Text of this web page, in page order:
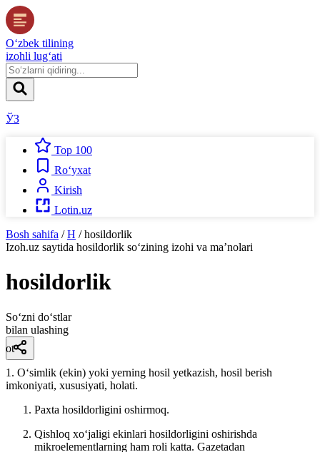
O‘zbek tilining
izohli lug‘ati
ЎЗ
Top 100
Ro‘yxat
Kirish
Lotin.uz
Bosh sahifa / H / hosildorlik
Izoh.uz saytida hosildorlik so‘zining izohi va ma’nolari
hosildorlik
So‘zni do‘stlar
bilan ulashing
ot
1. Oʻsimlik (ekin) yoki yerning hosil yetkazish, hosil berish
imkoniyati, xususiyati, holati.
Paxta hosildorligini oshirmoq.
Qishloq xoʻjaligi ekinlari hosildorligini oshirishda
mikroelementlarning ham roli katta. Gazetadan